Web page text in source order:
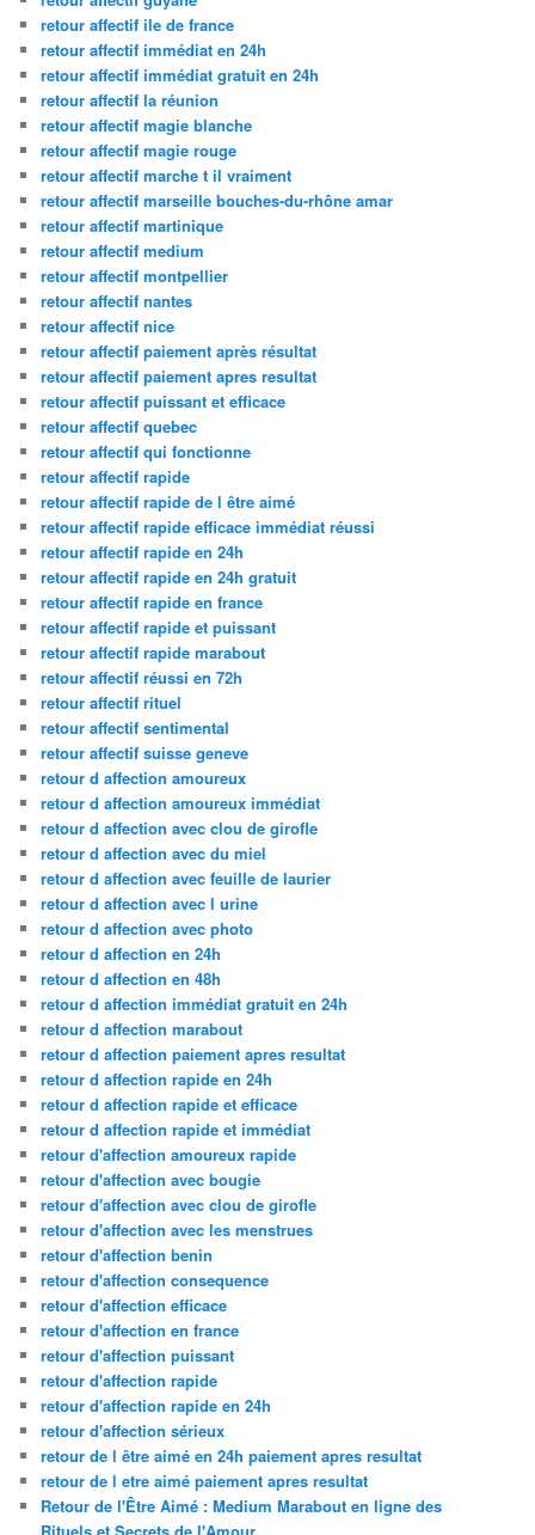
retour affectif ile de france
retour affectif immédiat en 24h
retour affectif immédiat gratuit en 24h
retour affectif la réunion
retour affectif magie blanche
retour affectif magie rouge
retour affectif marche t il vraiment
retour affectif marseille bouches-du-rhône amar
retour affectif martinique
retour affectif medium
retour affectif montpellier
retour affectif nantes
retour affectif nice
retour affectif paiement après résultat
retour affectif paiement apres resultat
retour affectif puissant et efficace
retour affectif quebec
retour affectif qui fonctionne
retour affectif rapide
retour affectif rapide de l être aimé
retour affectif rapide efficace immédiat réussi
retour affectif rapide en 24h
retour affectif rapide en 24h gratuit
retour affectif rapide en france
retour affectif rapide et puissant
retour affectif rapide marabout
retour affectif réussi en 72h
retour affectif rituel
retour affectif sentimental
retour affectif suisse geneve
retour d affection amoureux
retour d affection amoureux immédiat
retour d affection avec clou de girofle
retour d affection avec du miel
retour d affection avec feuille de laurier
retour d affection avec l urine
retour d affection avec photo
retour d affection en 24h
retour d affection en 48h
retour d affection immédiat gratuit en 24h
retour d affection marabout
retour d affection paiement apres resultat
retour d affection rapide en 24h
retour d affection rapide et efficace
retour d affection rapide et immédiat
retour d'affection amoureux rapide
retour d'affection avec bougie
retour d'affection avec clou de girofle
retour d'affection avec les menstrues
retour d'affection benin
retour d'affection consequence
retour d'affection efficace
retour d'affection en france
retour d'affection puissant
retour d'affection rapide
retour d'affection rapide en 24h
retour d'affection sérieux
retour de l être aimé en 24h paiement apres resultat
retour de l etre aimé paiement apres resultat
Retour de l'Être Aimé : Medium Marabout en ligne des